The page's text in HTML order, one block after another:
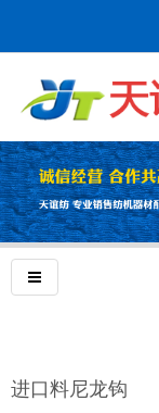
进口料尼龙钩